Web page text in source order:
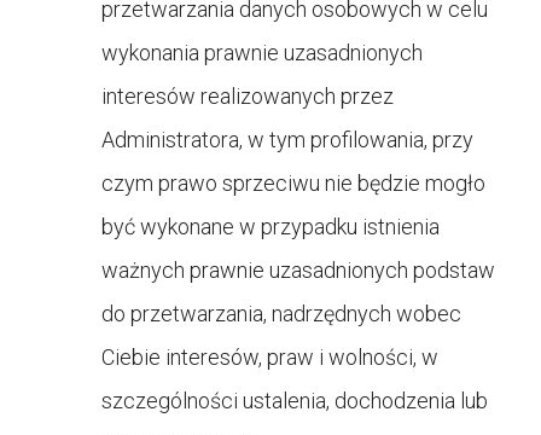
przetwarzania danych osobowych w celu
wykonania prawnie uzasadnionych
interesów realizowanych przez
Administratora, w tym profilowania, przy
czym prawo sprzeciwu nie będzie mogło
być wykonane w przypadku istnienia
ważnych prawnie uzasadnionych podstaw
do przetwarzania, nadrzędnych wobec
Ciebie interesów, praw i wolności, w
szczególności ustalenia, dochodzenia lub